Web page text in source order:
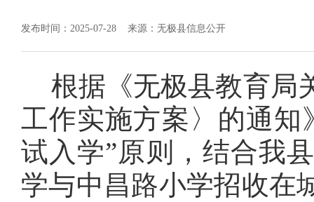
发布时间：2025-07-28 来源：无极县信息公开
根据《无极县教育局
工作实施方案〉的通知
试入学”原则，结合我
学与中昌路小学招收在